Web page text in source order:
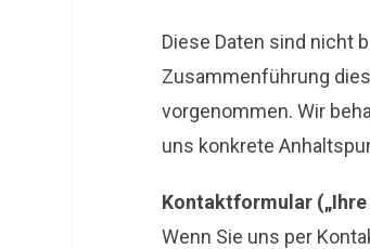
Diese Daten sind nicht
Zusammenführung
vorgenommen. Wir
uns konkrete
Kontaktformular („Ihre
Wenn Sie uns per